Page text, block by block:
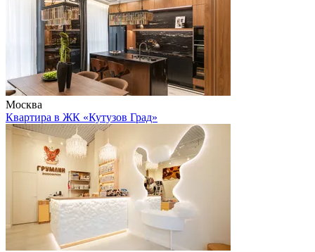
Москва
Квартира в ЖК «Кутузов Град»